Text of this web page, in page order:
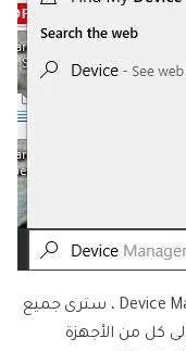
بمجرد دخولك إلى نافذة Device Manager ، سترى جميع
كل من الأجهزة